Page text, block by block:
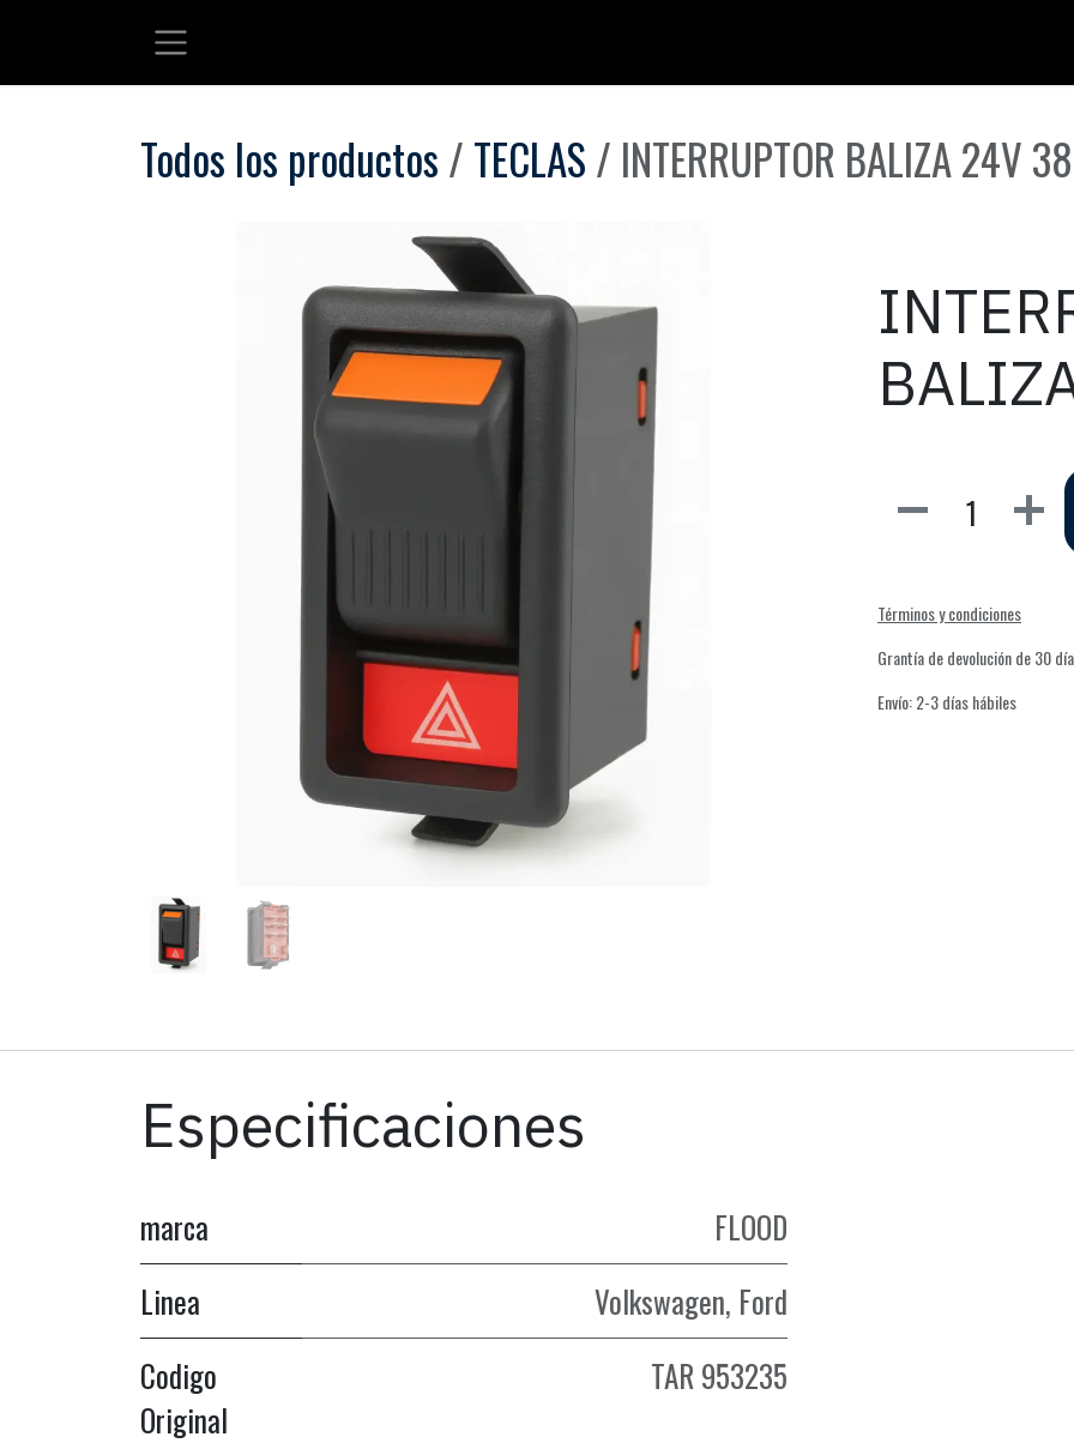
Ir al contenido
Todos los productos TECLAS INTERRUPTOR BALIZA 24V
Términos y condiciones
Grantía de devolución de 30
Envío: 2-3 días hábiles
Especificaciones
marca
FLOOD
Linea
Volkswagen, Ford
Codigo
Original
TAR 953235